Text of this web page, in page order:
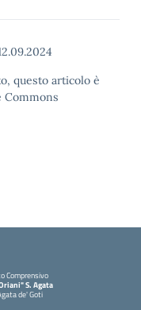
questo articolo è
Commons
Comprensivo
S. Agata
de' Goti
la pagina iniziale della scuola